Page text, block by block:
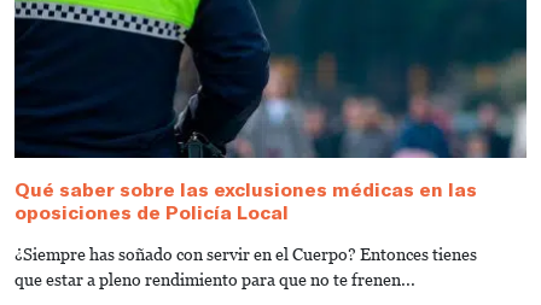
Qué saber sobre las exclusiones médicas en las
oposiciones de Policía Local
¿Siempre has soñado con servir en el Cuerpo? Entonces tienes
que estar a pleno rendimiento para que no te frenen...